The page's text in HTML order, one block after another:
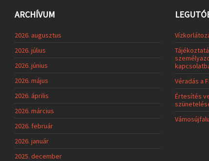
ARCHÍVUM
2026. augusztus
2026. július
2026. június
2026. május
2026. április
2026. március
2026. február
2026. január
2025. december
Véradás a
Értesítés